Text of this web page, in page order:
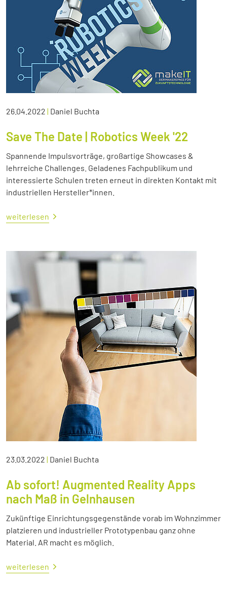
26.04.2022 | Daniel Buchta
Save The Date | Robotics Week '22
Spannende Impulsvorträge, großartige Showcases &
lehrreiche Challenges. Geladenes Fachpublikum und
interessierte Schulen treten erneut in direkten Kontakt mit
industriellen Hersteller*innen.
weiterlesen
23.03.2022 | Daniel Buchta
Ab sofort! Augmented Reality Apps
nach Maß in Gelnhausen
Zukünftige Einrichtungsgegenstände vorab im Wohnzimmer
platzieren und industrieller Prototypenbau ganz ohne
Material. AR macht es möglich.
weiterlesen